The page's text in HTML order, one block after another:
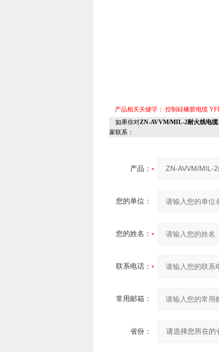
产品相关关键字： 控制硅橡胶电缆
如果你对ZN-AVVM/MIL-2耐火线电缆
家联系：
产品：
您的单位：
您的姓名：
联系电话：
常用邮箱：
省份：